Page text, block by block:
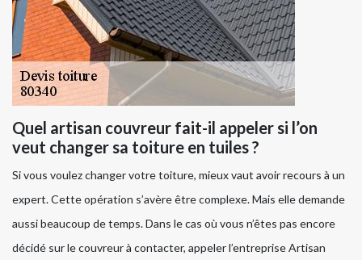
Quel artisan couvreur fait-il appeler si l’on
veut changer sa toiture en tuiles ?
Si vous voulez changer votre toiture, mieux vaut avoir recours à un
expert. Cette opération s’avère être complexe. Mais elle demande
aussi beaucoup de temps. Dans le cas où vous n’êtes pas encore
décidé sur le couvreur à contacter, appeler l’entreprise Artisan